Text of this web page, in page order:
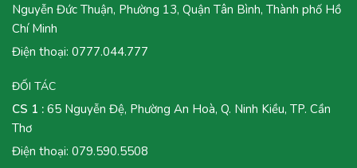
Nguyễn Đức Thuận, Phường 13, Quận Tân Bình, Thành phố Hồ
Chí Minh
Điện thoại: 0777.044.777
ĐỐI TÁC
CS 1 : 65 Nguyễn Đệ, Phường An Hoà, Q. Ninh Kiều, TP. Cần
Thơ
Điện thoại: 079.590.5508